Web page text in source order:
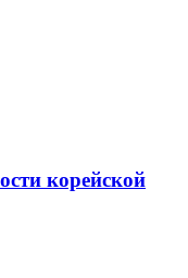
корейской